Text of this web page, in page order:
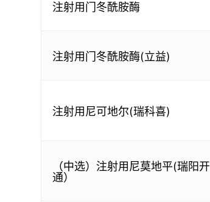
注射用门冬酰胺酶
注射用门冬酰胺酶(立益)
注射用尼可地尔(瑞科喜)
（中选）注射用尼莫地平(瑞阳开
通）